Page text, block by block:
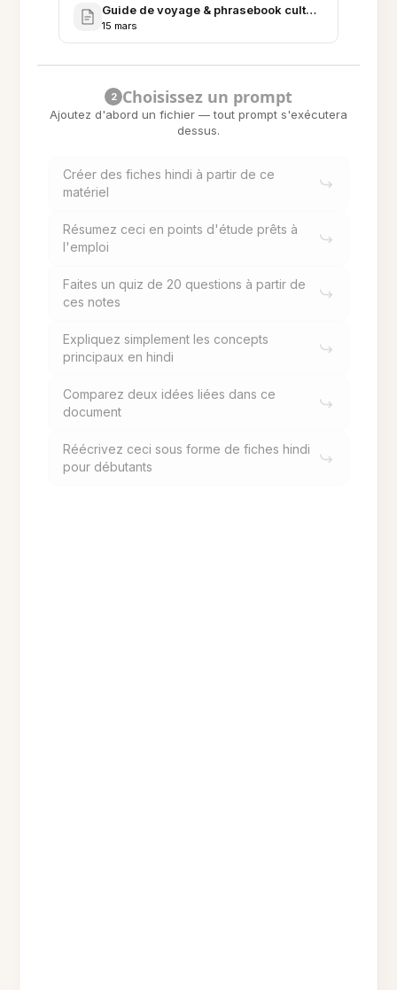
Guide de voyage & phrasebook culturel : voyage
15 mars
2 Choisissez un prompt
Ajoutez d'abord un fichier — tout prompt s'exécutera
dessus.
Créer des fiches hindi à partir de ce
matériel
Résumez ceci en points d'étude prêts à
l'emploi
Faites un quiz de 20 questions à partir de
ces notes
Expliquez simplement les concepts
principaux en hindi
Comparez deux idées liées dans ce
document
Réécrivez ceci sous forme de fiches hindi
pour débutants